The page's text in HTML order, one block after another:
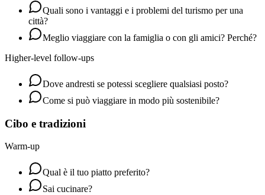
Quali sono i vantaggi e i problemi del turismo per una
città?
Meglio viaggiare con la famiglia o con gli amici? Perché?
Higher-level follow-ups
Dove andresti se potessi scegliere qualsiasi posto?
Come si può viaggiare in modo più sostenibile?
Cibo e tradizioni
Warm-up
Qual è il tuo piatto preferito?
Sai cucinare?